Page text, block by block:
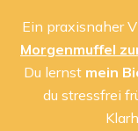
Ein praxisnaher
Morgenmuffel
Du lernst mein
du stressfrei